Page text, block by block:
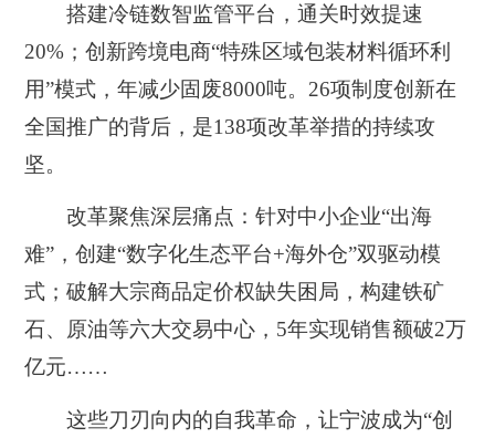
搭建冷链数智监管平台，通关时效提速
20%；创新跨境电商“特殊区域包装材料循环利
用”模式，年减少固废8000吨。26项制度创新在
全国推广的背后，是138项改革举措的持续攻
坚。
改革聚焦深层痛点：针对中小企业“出海
难”，创建“数字化生态平台+海外仓”双驱动模
式；破解大宗商品定价权缺失困局，构建铁矿
石、原油等六大交易中心，5年实现销售额破2万
亿元……
这些刀刃向内的自我革命，让宁波成为“创